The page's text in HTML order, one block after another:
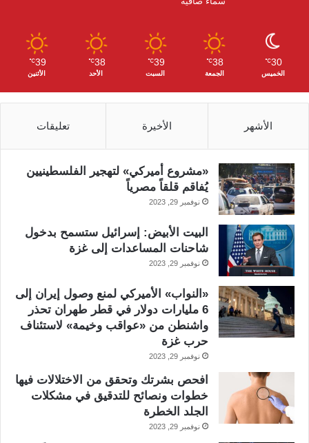
30
℃
الخميس
38
℃
الجمعة
39
℃
السبت
38
℃
الأحد
39
℃
الأثنين
الأشهر الأخيرة تعليقات
«مشروع أميركي» لتهجير الفلسطينيين
يُفاقم قلقاً مصرياً
نوفمبر 29, 2023
البيت الأبيض: إسرائيل ستسمح بدخول
شاحنات المساعدات إلى غزة
نوفمبر 29, 2023
«النواب» الأميركي لمنع وصول إيران إلى
6 مليارات دولار في قطر طهران تحذر
واشنطن من «عواقب وخيمة» لاستئناف
حرب غزة
نوفمبر 29, 2023
افحص بشرتك وتحقق من الاختلالات فيها
خطوات ونصائح للتدقيق في مشكلات
الجلد الخطرة
نوفمبر 29, 2023